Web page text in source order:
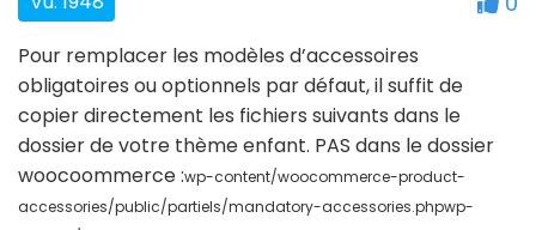
Pour remplacer les modèles d’accessoires
obligatoires ou optionnels par défaut, il suffit de
copier directement les fichiers suivants dans le
dossier de votre thème enfant. PAS dans le dossier
woocoommerce :wp-content/woocommerce-product-
accessories/public/partiels/mandatory-accessories.phpwp-